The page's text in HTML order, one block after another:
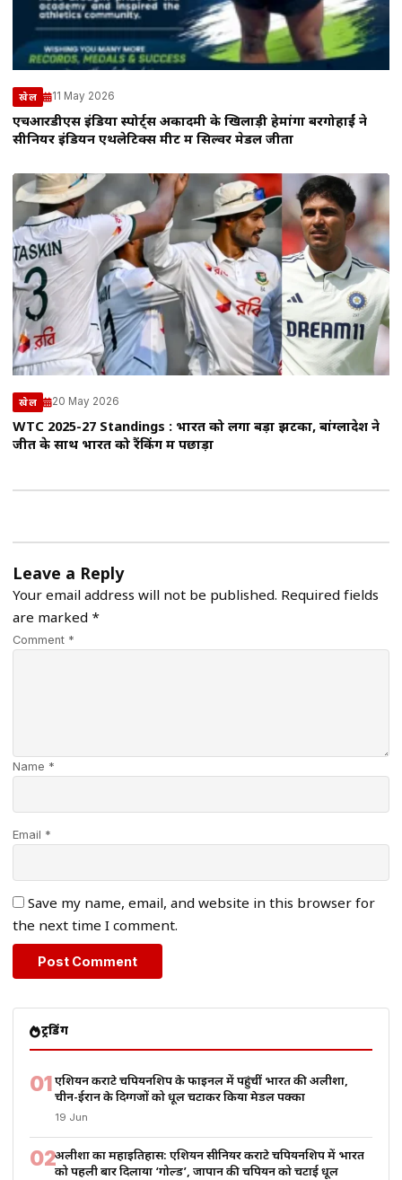
खेल 11 May 2026
एचआरडीएस इंडिया स्पोर्ट्स अकादमी के खिलाड़ी हेमांगा बरगोहाईं ने
सीनियर इंडियन एथलेटिक्स मीट में सिल्वर मेडल जीता
खेल 20 May 2026
WTC 2025-27 Standings : भारत को लगा बड़ा झटका, बांग्लादेश ने
जीत के साथ भारत को रैंकिंग में पछाड़ा
Leave a Reply
Your email address will not be published. Required fields
are marked *
Comment *
Name *
Email *
Save my name, email, and website in this browser for
the next time I comment.
ट्रेंडिंग
01एशियन कराटे चैंपियनशिप के फाइनल में पहुंचीं भारत की अलीशा,
चीन-ईरान के दिग्गजों को धूल चटाकर किया मेडल पक्का
19 Jun
02अलीशा का महाइतिहास: एशियन सीनियर कराटे चैंपियनशिप में भारत
को पहली बार दिलाया ‘गोल्ड’, जापान की चैंपियन को चटाई धूल